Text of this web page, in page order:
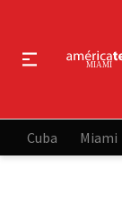
Cuba Miami